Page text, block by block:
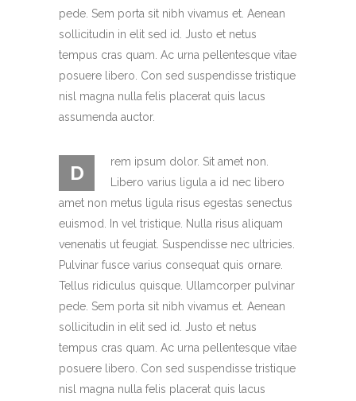
pede. Sem porta sit nibh vivamus et. Aenean
sollicitudin in elit sed id. Justo et netus
tempus cras quam. Ac urna pellentesque vitae
posuere libero. Con sed suspendisse tristique
nisl magna nulla felis placerat quis lacus
assumenda auctor.
D
rem ipsum dolor. Sit amet non.
Libero varius ligula a id nec libero
amet non metus ligula risus egestas senectus
euismod. In vel tristique. Nulla risus aliquam
venenatis ut feugiat. Suspendisse nec ultricies.
Pulvinar fusce varius consequat quis ornare.
Tellus ridiculus quisque. Ullamcorper pulvinar
pede. Sem porta sit nibh vivamus et. Aenean
sollicitudin in elit sed id. Justo et netus
tempus cras quam. Ac urna pellentesque vitae
posuere libero. Con sed suspendisse tristique
nisl magna nulla felis placerat quis lacus